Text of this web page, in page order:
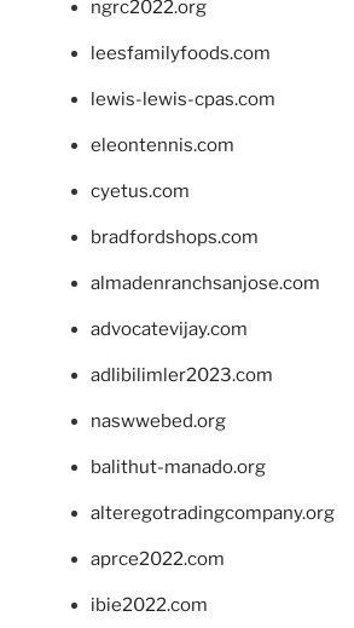
ngrc2022.org
leesfamilyfoods.com
lewis-lewis-cpas.com
eleontennis.com
cyetus.com
bradfordshops.com
almadenranchsanjose.com
advocatevijay.com
adlibilimler2023.com
naswwebed.org
balithut-manado.org
alteregotradingcompany.org
aprce2022.com
ibie2022.com